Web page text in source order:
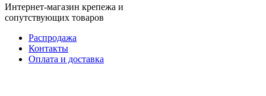
Интернет-магазин крепежа и
сопутствующих товаров
Распродажа
Контакты
Оплата и доставка